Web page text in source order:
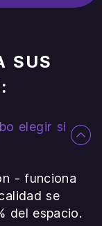
SUS
elegir si
- funciona
se
del espacio.